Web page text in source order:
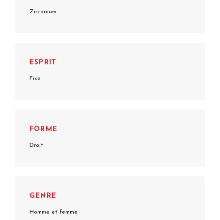
Zirconium
ESPRIT
Fixe
FORME
Droit
GENRE
Homme et femme